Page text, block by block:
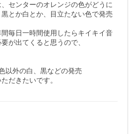
センターのオレンジの色がどうに
とか白とか、目立たない色で発売
毎日一時間使用したらキイキイ音
が出てくると思うので、
以外の白、黒などの発売
だきたいです。